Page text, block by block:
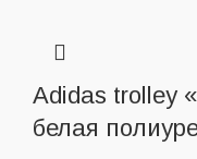
Adidas trolley
белая